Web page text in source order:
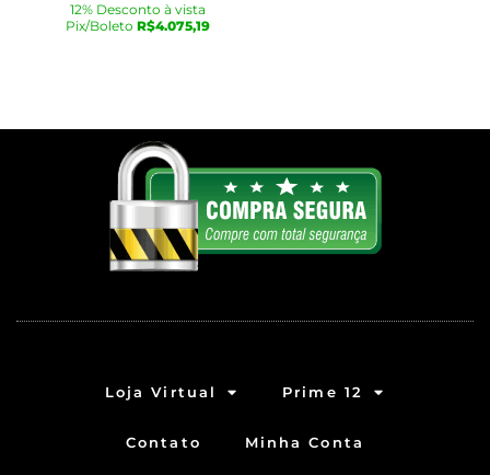
12% Desconto à vista
Pix/Boleto R$4.075,19
Loja Virtual Prime 12
Contato Minha Conta